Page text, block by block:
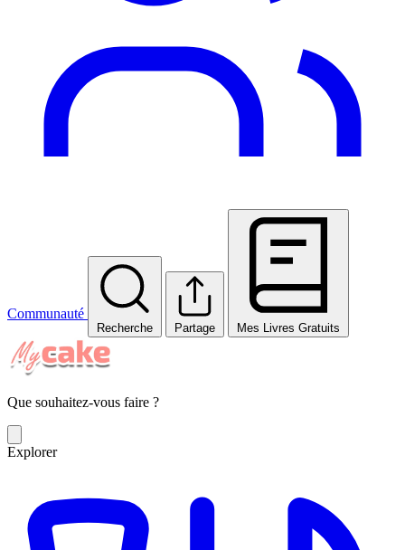
Communauté
Recherche Partage Mes Livres Gratuits
Que souhaitez-vous faire ?
Explorer